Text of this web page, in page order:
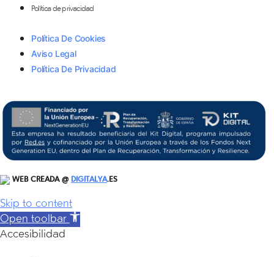
Política de privacidad
Política De Cookies
Aviso Legal
Política De Privacidad
WEB CREADA @DIGITALYA.ES
Skip to content
Open toolbar
Accesibilidad